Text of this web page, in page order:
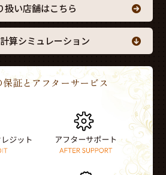
扱い店舗はこちら
算シミュレーション
証とアフターサービス